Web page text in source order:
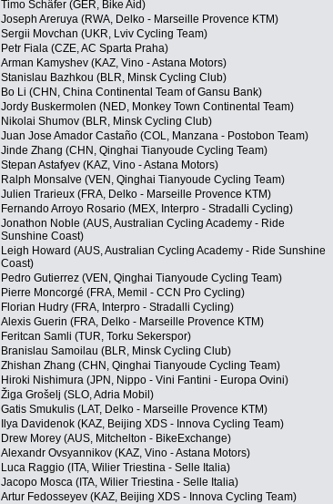
Timo Schäfer (GER, Bike Aid)
Joseph Areruya (RWA, Delko - Marseille Provence KTM)
Sergii Movchan (UKR, Lviv Cycling Team)
Petr Fiala (CZE, AC Sparta Praha)
Arman Kamyshev (KAZ, Vino - Astana Motors)
Stanislau Bazhkou (BLR, Minsk Cycling Club)
Bo Li (CHN, China Continental Team of Gansu Bank)
Jordy Buskermolen (NED, Monkey Town Continental Team)
Nikolai Shumov (BLR, Minsk Cycling Club)
Juan Jose Amador Castaño (COL, Manzana - Postobon Team)
Jinde Zhang (CHN, Qinghai Tianyoude Cycling Team)
Stepan Astafyev (KAZ, Vino - Astana Motors)
Ralph Monsalve (VEN, Qinghai Tianyoude Cycling Team)
Julien Trarieux (FRA, Delko - Marseille Provence KTM)
Fernando Arroyo Rosario (MEX, Interpro - Stradalli Cycling)
Jonathon Noble (AUS, Australian Cycling Academy - Ride
Sunshine Coast)
Leigh Howard (AUS, Australian Cycling Academy - Ride Sunshine
Coast)
Pedro Gutierrez (VEN, Qinghai Tianyoude Cycling Team)
Pierre Moncorgé (FRA, Memil - CCN Pro Cycling)
Florian Hudry (FRA, Interpro - Stradalli Cycling)
Alexis Guerin (FRA, Delko - Marseille Provence KTM)
Feritcan Samli (TUR, Torku Sekerspor)
Branislau Samoilau (BLR, Minsk Cycling Club)
Zhishan Zhang (CHN, Qinghai Tianyoude Cycling Team)
Hiroki Nishimura (JPN, Nippo - Vini Fantini - Europa Ovini)
Žiga Grošelj (SLO, Adria Mobil)
Gatis Smukulis (LAT, Delko - Marseille Provence KTM)
Ilya Davidenok (KAZ, Beijing XDS - Innova Cycling Team)
Drew Morey (AUS, Mitchelton - BikeExchange)
Alexandr Ovsyannikov (KAZ, Vino - Astana Motors)
Luca Raggio (ITA, Wilier Triestina - Selle Italia)
Jacopo Mosca (ITA, Wilier Triestina - Selle Italia)
Artur Fedosseyev (KAZ, Beijing XDS - Innova Cycling Team)